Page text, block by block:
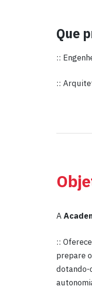
Que
::
::
A
::
prepare
dotando-